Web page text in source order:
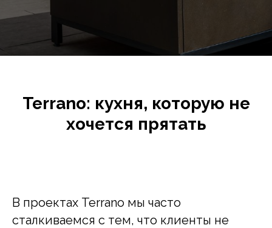
Terrano: кухня, которую не
хочется прятать
В проектах Terrano мы часто
сталкиваемся с тем, что клиенты не